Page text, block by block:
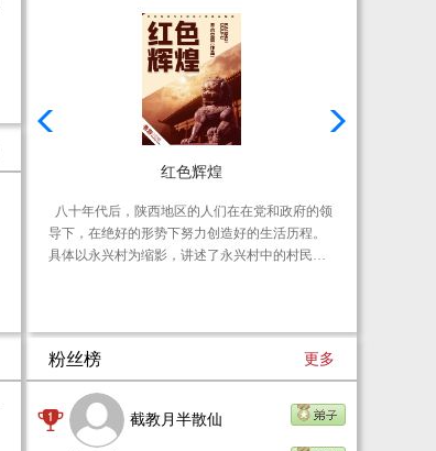
红色辉煌
八十年代后，陕西地区的人们在在党和政府的领
导下，在绝好的形势下努力创造好的生活历程。
具体以永兴村为缩影，讲述了永兴村中的村民之
几次起起落落，他勤劳致富并且带领全村及周边
粉丝榜 更多
截教月半散仙